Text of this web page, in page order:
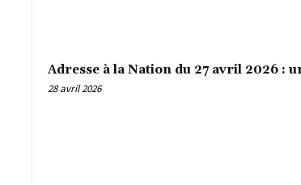
Adresse à la Nation du 27 avril 2026 :
28 avril 2026